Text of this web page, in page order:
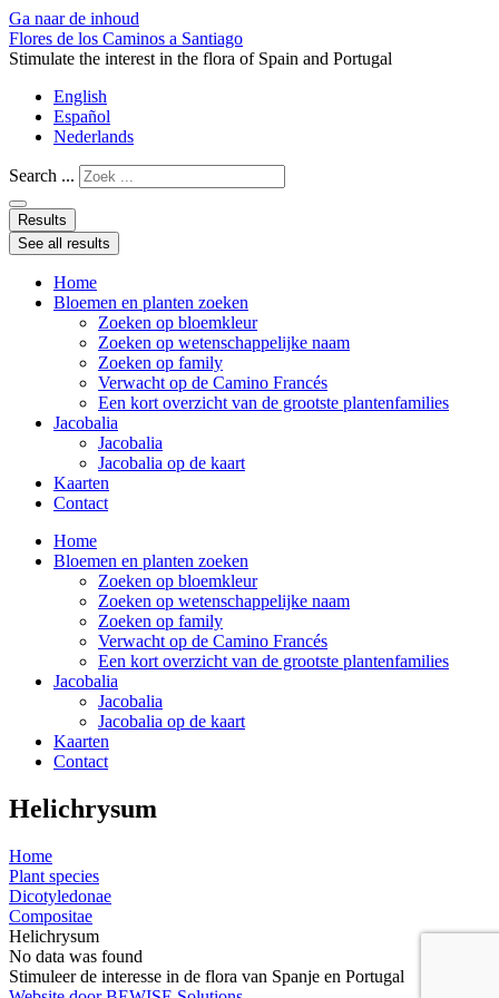
Ga naar de inhoud
Flores de los Caminos a Santiago
Stimulate the interest in the flora of Spain and Portugal
English
Español
Nederlands
Search ...
Results
See all results
Home
Bloemen en planten zoeken
Zoeken op bloemkleur
Zoeken op wetenschappelijke naam
Zoeken op family
Verwacht op de Camino Francés
Een kort overzicht van de grootste plantenfamilies
Jacobalia
Jacobalia
Jacobalia op de kaart
Kaarten
Contact
Home
Bloemen en planten zoeken
Zoeken op bloemkleur
Zoeken op wetenschappelijke naam
Zoeken op family
Verwacht op de Camino Francés
Een kort overzicht van de grootste plantenfamilies
Jacobalia
Jacobalia
Jacobalia op de kaart
Kaarten
Contact
Helichrysum
Home
Plant species
Dicotyledonae
Compositae
Helichrysum
No data was found
Stimuleer de interesse in de flora van Spanje en Portugal